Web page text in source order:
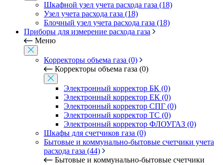
Шкафной узел учета расхода газа (18)
Узел учета расхода газа (18)
Блочный узел учета расхода газа (18)
Приборы для измерение расхода газа
Меню
Корректоры объема газа (0)
Корректоры объема газа (0)
Электронный корректор БК (0)
Электронный корректор ЕК (0)
Электронный корректор СПГ (0)
Электронный корректор ТС (0)
Электронный корректор ФЛОУГАЗ (0)
Шкафы для счетчиков газа (0)
Бытовые и коммунально-бытовые счетчики учета
расхода газа (44)
Бытовые и коммунально-бытовые счетчики